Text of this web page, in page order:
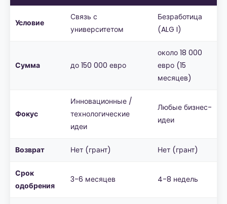
Условие
Связь с
университетом
Безработица
(ALG I)
Сумма до 150 000 евро
около 18 000
евро (15
месяцев)
Фокус
Инновационные /
технологические
идеи
Любые бизнес-
идеи
Возврат Нет (грант) Нет (грант)
Срок
одобрения
3-6 месяцев 4-8 недель